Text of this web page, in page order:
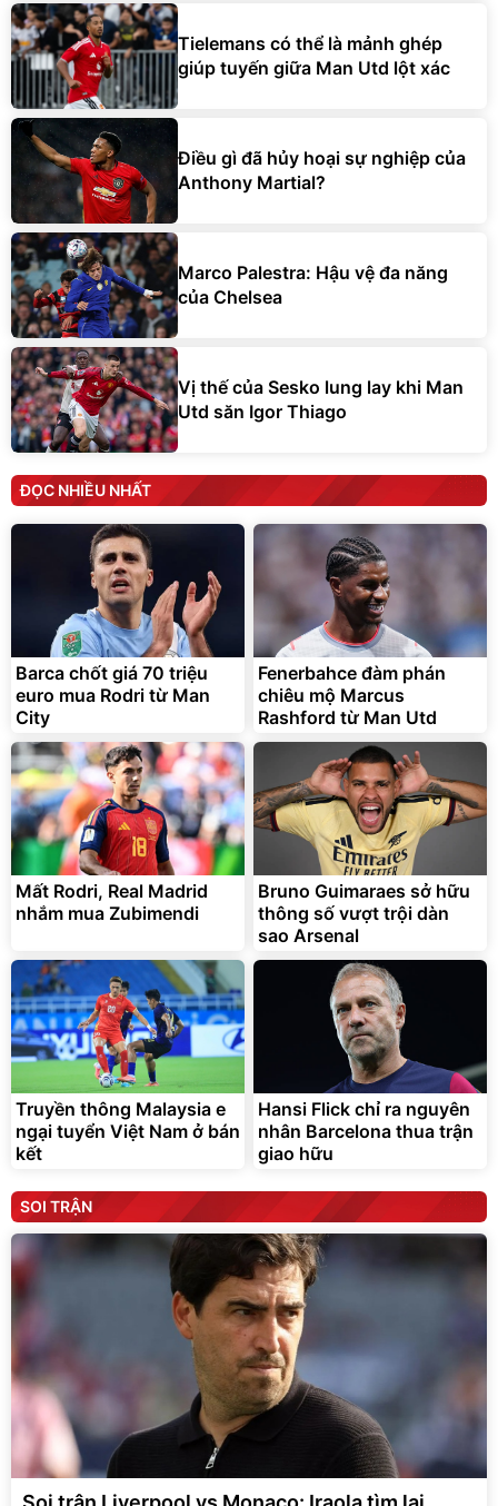
Tielemans có thể là mảnh ghép
giúp tuyến giữa Man Utd lột xác
Điều gì đã hủy hoại sự nghiệp của
Anthony Martial?
Marco Palestra: Hậu vệ đa năng
của Chelsea
Vị thế của Sesko lung lay khi Man
Utd săn Igor Thiago
ĐỌC NHIỀU NHẤT
Barca chốt giá 70 triệu
euro mua Rodri từ Man
City
Fenerbahce đàm phán
chiêu mộ Marcus
Rashford từ Man Utd
Mất Rodri, Real Madrid
nhắm mua Zubimendi
Bruno Guimaraes sở hữu
thông số vượt trội dàn
sao Arsenal
Truyền thông Malaysia e
ngại tuyển Việt Nam ở bán
kết
Hansi Flick chỉ ra nguyên
nhân Barcelona thua trận
giao hữu
SOI TRẬN